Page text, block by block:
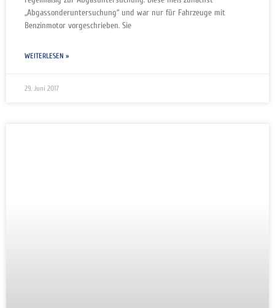
„Abgassonderuntersuchung“ und war nur für Fahrzeuge mit
Benzinmotor vorgeschrieben. Sie
WEITERLESEN »
29. Juni 2017